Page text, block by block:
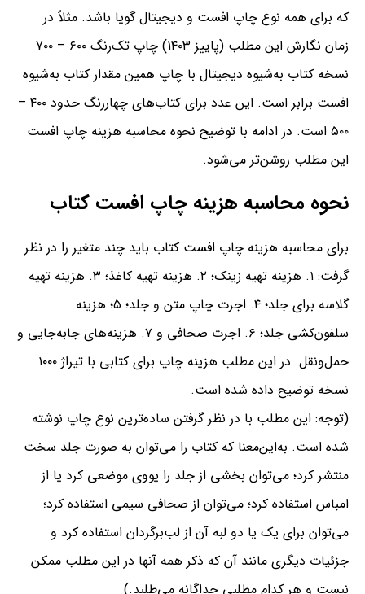
که برای همه نوع چاپ افست و دیجیتال گویا باشد. مثلاً‌ در
زمان نگارش این مطلب (پاییز ۱۴۰۳) چاپ تک‌رنگ ۶۰۰ – ۷۰۰
نسخه کتاب به‌شیوه دیجیتال با چاپ همین مقدار کتاب به‌شیوه
افست برابر است. این عدد برای کتاب‌های چهاررنگ حدود ۴۰۰ –
۵۰۰ است. در ادامه با توضیح نحوه محاسبه هزینه چاپ افست
این مطلب روشن‌تر می‌شود.
نحوه محاسبه هزینه چاپ افست کتاب
برای محاسبه هزینه چاپ افست کتاب باید چند متغیر را در نظر
گرفت: ۱. هزینه تهیه زینک؛ ۲. هزینه تهیه کاغذ؛‌ ۳. هزینه تهیه
گلاسه برای جلد؛ ۴. اجرت چاپ متن و جلد؛ ۵؛ هزینه
سلفون‌کشی جلد؛ ۶. اجرت صحافی و ۷. هزینه‌های جابه‌جایی و
حمل‌ونقل. در این مطلب هزینه چاپ برای کتابی با تیراژ ۱۰۰۰
نسخه توضیح داده شده است.
(توجه: این مطلب با در نظر گرفتن ساده‌ترین نوع چاپ نوشته
شده است. به‌این‌معنا که کتاب را می‌توان به صورت جلد سخت
منتشر کرد؛ می‌توان بخشی از جلد را یووی موضعی کرد یا از
امباس استفاده کرد؛ می‌توان از صحافی سیمی استفاده کرد؛‌
می‌توان برای یک یا دو لبه آن از لب‌برگردان استفاده کرد و
جزئیات دیگری مانند آن که ذکر همه آنها در این مطلب ممکن
نیست و هر کدام مطلبی جداگانه می‌طلبد.)